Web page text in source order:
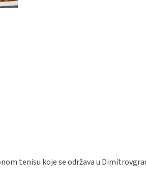
tenisu koje se održava u